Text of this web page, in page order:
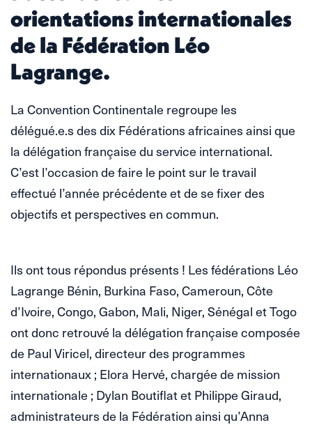
orientations internationales
de la Fédération Léo
Lagrange.
La Convention Continentale regroupe les
délégué.e.s des dix Fédérations africaines ainsi que
la délégation française du service international.
C’est l’occasion de faire le point sur le travail
effectué l’année précédente et de se fixer des
objectifs et perspectives en commun.
Ils ont tous répondus présents ! Les fédérations Léo
Lagrange Bénin, Burkina Faso, Cameroun, Côte
d’Ivoire, Congo, Gabon, Mali, Niger, Sénégal et Togo
ont donc retrouvé la délégation française composée
de Paul Viricel, directeur des programmes
internationaux ; Elora Hervé, chargée de mission
internationale ; Dylan Boutiflat et Philippe Giraud,
administrateurs de la Fédération ainsi qu’Anna